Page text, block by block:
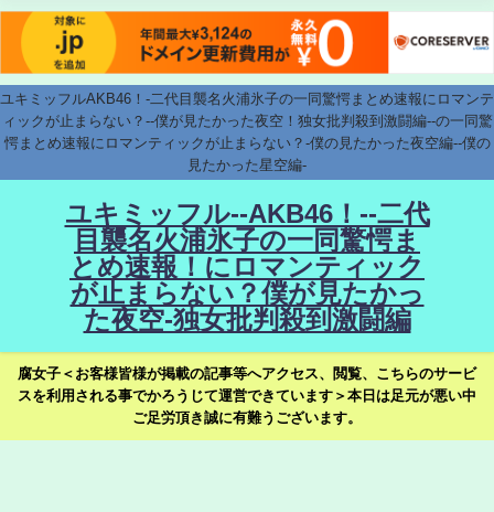
ユキミッフルAKB46！-二代目襲名火浦氷子の一同驚愕まとめ速報にロマンテ
ィックが止まらない？--僕が見たかった夜空！独女批判殺到激闘編--の一同驚
愕まとめ速報にロマンティックが止まらない？-僕の見たかった夜空編--僕の
見たかった星空編-
ユキミッフル--AKB46！--二代
目襲名火浦氷子の一同驚愕ま
とめ速報！にロマンティック
が止まらない？僕が見たかっ
た夜空-独女批判殺到激闘編
腐女子＜お客様皆様が掲載の記事等へアクセス、閲覧、こちらのサービ
スを利用される事でかろうじて運営できています＞本日は足元が悪い中
ご足労頂き誠に有難うございます。